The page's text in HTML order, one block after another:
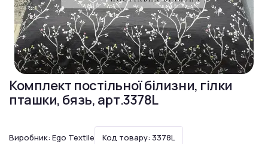
Комплект постільної білизни, гілки
пташки, бязь, арт.3378L
Виробник: Ego Textile Код товару: 3378L